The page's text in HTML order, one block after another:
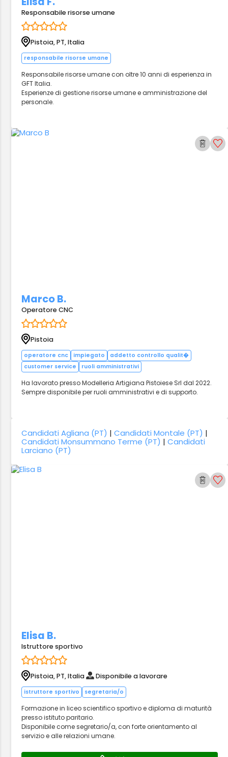
Responsabile risorse umane
Pistoia, PT, Italia
responsabile risorse umane
Responsabile risorse umane con oltre 10 anni di esperienza in
GFT Italia.
Esperienze di gestione risorse umane e amministrazione del
personale.
Marco B.
Operatore CNC
Pistoia
operatore cnc impiegato
addetto controllo qualit�
customer service
ruoli amministrativi
Ha lavorato presso Modelleria Artigiana Pistoiese Srl dal 2022.
Sempre disponibile per ruoli amministrativi e di supporto.
Candidati Agliana (PT) |Candidati Montale (PT) |
Candidati Monsummano Terme (PT) |Candidati
Larciano (PT)
Elisa B.
Istruttore sportivo
Pistoia, PT, Italia Disponibile a lavorare
istruttore sportivo segretaria/o
Formazione in liceo scientifico sportivo e diploma di maturità
presso istituto paritario.
Disponibile come segretario/a, con forte orientamento al
servizio e alle relazioni umane.